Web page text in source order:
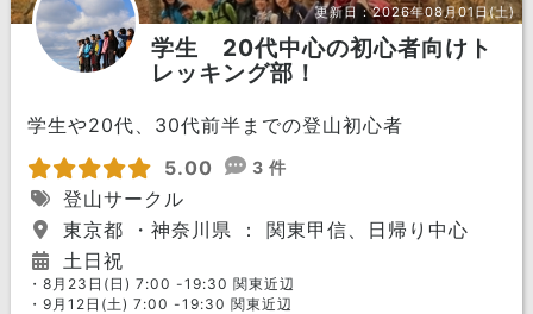
更新日：2026年08月01日(土)
学生 20代中心の初心者向けト
レッキング部！
学生や20代、30代前半までの登山初心者
5.00
3 件
登山サークル
東京都 ・神奈川県 ： 関東甲信、日帰り中心
土日祝
・8月23日(日) 7:00 -19:30 関東近辺
・9月12日(土) 7:00 -19:30 関東近辺